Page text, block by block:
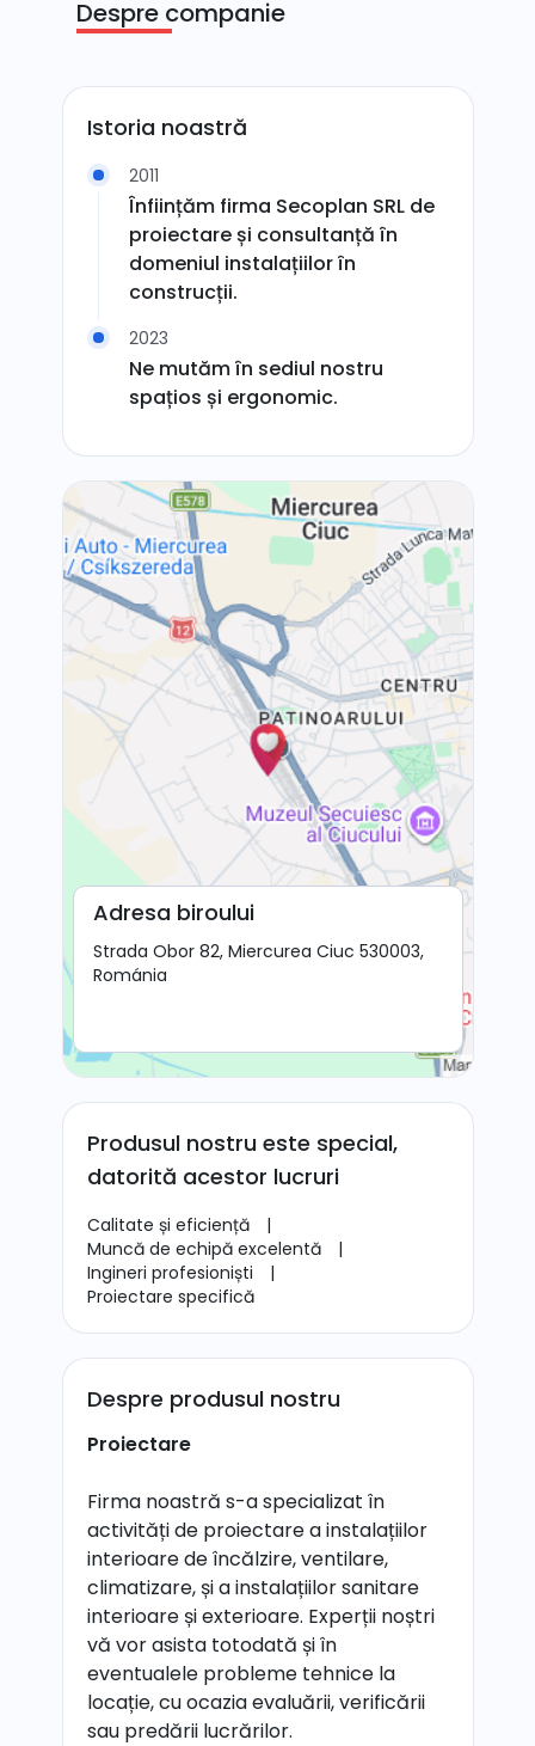
Despre companie
Istoria noastră
2011
Înființăm firma Secoplan SRL de
proiectare și consultanță în
domeniul instalațiilor în
construcții.
2023
Ne mutăm în sediul nostru
spațios și ergonomic.
Adresa biroului
Strada Obor 82, Miercurea Ciuc 530003,
Románia
Produsul nostru este special,
datorită acestor lucruri
Calitate și eficiență
|
Muncă de echipă excelentă
|
Ingineri profesioniști
|
Proiectare specifică
Despre produsul nostru
Proiectare
Firma noastră s-a specializat în
activități de proiectare a instalațiilor
interioare de încălzire, ventilare,
climatizare, și a instalațiilor sanitare
interioare și exterioare. Experții noștri
vă vor asista totodată și în
eventualele probleme tehnice la
locație, cu ocazia evaluării, verificării
sau predării lucrărilor.